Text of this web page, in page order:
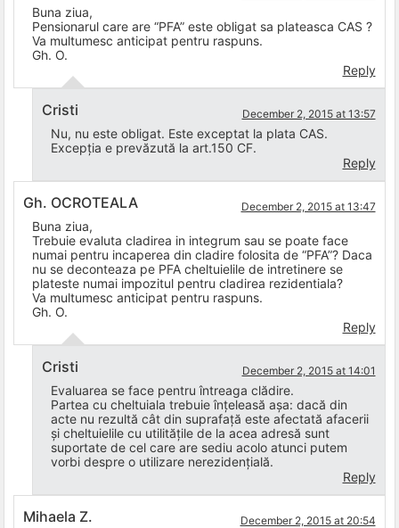
Buna ziua,
Pensionarul care are “PFA” este obligat sa plateasca CAS ?
Va multumesc anticipat pentru raspuns.
Gh. O.
Reply
Cristi December 2, 2015 at 13:57
Nu, nu este obligat. Este exceptat la plata CAS.
Excepția e prevăzută la art.150 CF.
Reply
Gh. OCROTEALA December 2, 2015 at 13:47
Buna ziua,
Trebuie evaluta cladirea in integrum sau se poate face
numai pentru incaperea din cladire folosita de “PFA”? Daca
nu se deconteaza pe PFA cheltuielile de intretinere se
plateste numai impozitul pentru cladirea rezidentiala?
Va multumesc anticipat pentru raspuns.
Gh. O.
Reply
Cristi December 2, 2015 at 14:01
Evaluarea se face pentru întreaga clădire.
Partea cu cheltuiala trebuie înțeleasă așa: dacă din
acte nu rezultă cât din suprafață este afectată afacerii
și cheltuielile cu utilitățile de la acea adresă sunt
suportate de cel care are sediu acolo atunci putem
vorbi despre o utilizare nerezidențială.
Reply
Mihaela Z. December 2, 2015 at 20:54